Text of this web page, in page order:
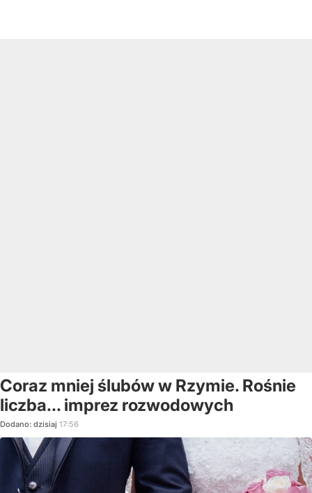
Coraz mniej ślubów w Rzymie. Rośnie
liczba... imprez rozwodowych
Dodano: dzisiaj 17:56